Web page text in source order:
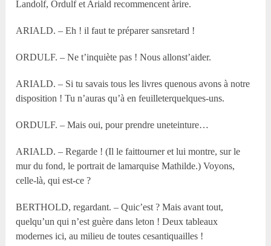
Landolf, Ordulf et Ariald recommencent àrire.
ARIALD. – Eh ! il faut te préparer sansretard !
ORDULF. – Ne t’inquiète pas ! Nous allonst’aider.
ARIALD. – Si tu savais tous les livres quenous avons à notre
disposition ! Tu n’auras qu’à en feuilleterquelques-uns.
ORDULF. – Mais oui, pour prendre uneteinture…
ARIALD. – Regarde ! (Il le faittourner et lui montre, sur le
mur du fond, le portrait de lamarquise Mathilde.) Voyons,
celle-là, qui est-ce ?
BERTHOLD, regardant. – Quic’est ? Mais avant tout,
quelqu’un qui n’est guère dans leton ! Deux tableaux
modernes ici, au milieu de toutes cesantiquailles !